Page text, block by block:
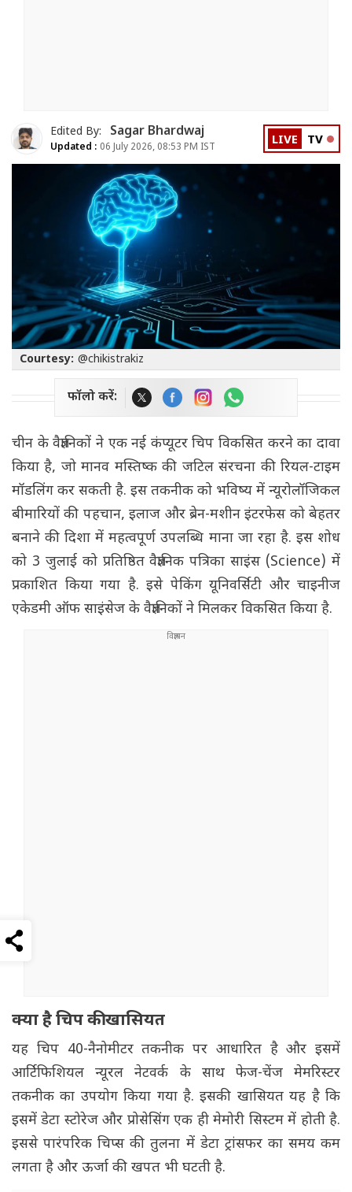
Edited By: Sagar Bhardwaj
Updated : 06 July 2026, 08:53 PM IST LIVE TV
Courtesy: @chikistrakiz
फॉलो करें:
चीन के वैज्ञानिकों ने एक नई कंप्यूटर चिप विकसित करने का दावा
किया है, जो मानव मस्तिष्क की जटिल संरचना की रियल-टाइम
मॉडलिंग कर सकती है. इस तकनीक को भविष्य में न्यूरोलॉजिकल
बीमारियों की पहचान, इलाज और ब्रेन-मशीन इंटरफेस को बेहतर
बनाने की दिशा में महत्वपूर्ण उपलब्धि माना जा रहा है. इस शोध
को 3 जुलाई को प्रतिष्ठित वैज्ञानिक पत्रिका साइंस (Science) में
प्रकाशित किया गया है. इसे पेकिंग यूनिवर्सिटी और चाइनीज
एकेडमी ऑफ साइंसेज के वैज्ञानिकों ने मिलकर विकसित किया है.
क्या है चिप की खासियत
यह चिप 40-नैनोमीटर तकनीक पर आधारित है और इसमें
आर्टिफिशियल न्यूरल नेटवर्क के साथ फेज-चेंज मेमरिस्टर
तकनीक का उपयोग किया गया है. इसकी खासियत यह है कि
इसमें डेटा स्टोरेज और प्रोसेसिंग एक ही मेमोरी सिस्टम में होती है.
इससे पारंपरिक चिप्स की तुलना में डेटा ट्रांसफर का समय कम
लगता है और ऊर्जा की खपत भी घटती है.